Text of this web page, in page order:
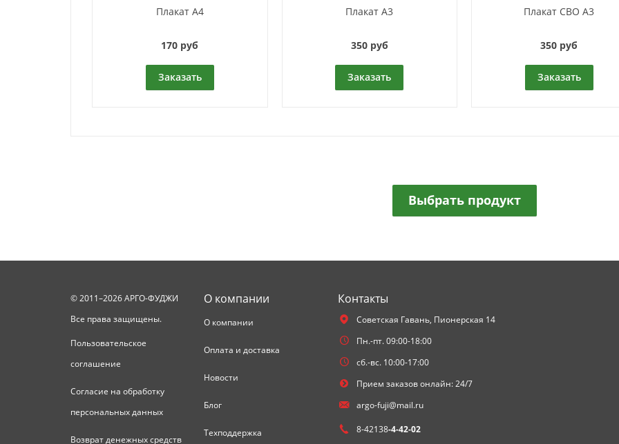
Плакат А4
170 руб
Заказать
Плакат А3
350 руб
Заказать
Плакат СВО А3
350 руб
Заказать
Выбрать продукт
© 2011–2026 АРГО-ФУДЖИ
Все права защищены.
Пользовательское
соглашение
Согласие на обработку
персональных данных
Возврат денежных средств
О компании
О компании
Оплата и доставка
Новости
Блог
Техподдержка
Контакты
Советская Гавань, Пионерская 14
Пн.-пт. 09:00-18:00
сб.-вс. 10:00-17:00
Прием заказов онлайн: 24/7
argo-fuji@mail.ru
8-42138-4-42-02